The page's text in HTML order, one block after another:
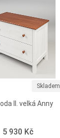
Skladem
II. velká Anny
5 930 Kč